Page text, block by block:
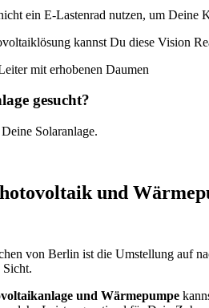
ein E-Lastenrad nutzen, um Deine
kannst Du diese Vision
gesucht?
Solaranlage.
und
von Berlin ist die Umstellung auf
Sicht.
und Wärmepumpe